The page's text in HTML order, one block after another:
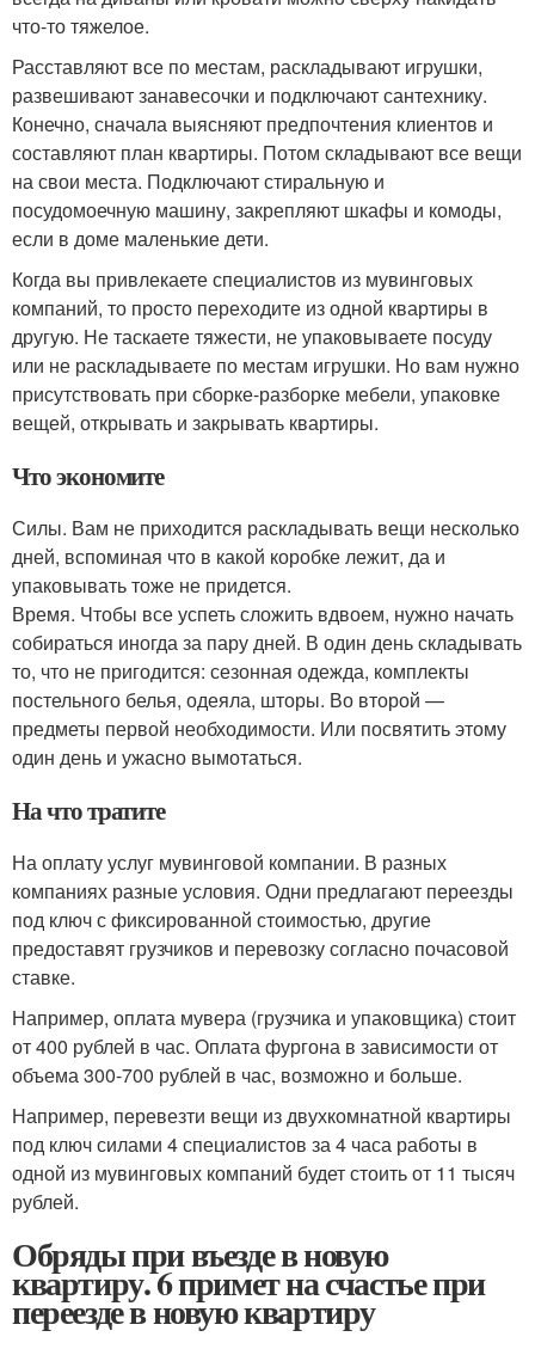
что-то тяжелое.
Расставляют все по местам, раскладывают игрушки,
развешивают занавесочки и подключают сантехнику.
Конечно, сначала выясняют предпочтения клиентов и
составляют план квартиры. Потом складывают все вещи
на свои места. Подключают стиральную и
посудомоечную машину, закрепляют шкафы и комоды,
если в доме маленькие дети.
Когда вы привлекаете специалистов из мувинговых
компаний, то просто переходите из одной квартиры в
другую. Не таскаете тяжести, не упаковываете посуду
или не раскладываете по местам игрушки. Но вам нужно
присутствовать при сборке-разборке мебели, упаковке
вещей, открывать и закрывать квартиры.
Что экономите
Силы. Вам не приходится раскладывать вещи несколько
дней, вспоминая что в какой коробке лежит, да и
упаковывать тоже не придется.
Время. Чтобы все успеть сложить вдвоем, нужно начать
собираться иногда за пару дней. В один день складывать
то, что не пригодится: сезонная одежда, комплекты
постельного белья, одеяла, шторы. Во второй —
предметы первой необходимости. Или посвятить этому
один день и ужасно вымотаться.
На что тратите
На оплату услуг мувинговой компании. В разных
компаниях разные условия. Одни предлагают переезды
под ключ с фиксированной стоимостью, другие
предоставят грузчиков и перевозку согласно почасовой
ставке.
Например, оплата мувера (грузчика и упаковщика) стоит
от 400 рублей в час. Оплата фургона в зависимости от
объема 300-700 рублей в час, возможно и больше.
Например, перевезти вещи из двухкомнатной квартиры
под ключ силами 4 специалистов за 4 часа работы в
одной из мувинговых компаний будет стоить от 11 тысяч
рублей.
Обряды при въезде в новую
квартиру. 6 примет на счастье при
переезде в новую квартиру